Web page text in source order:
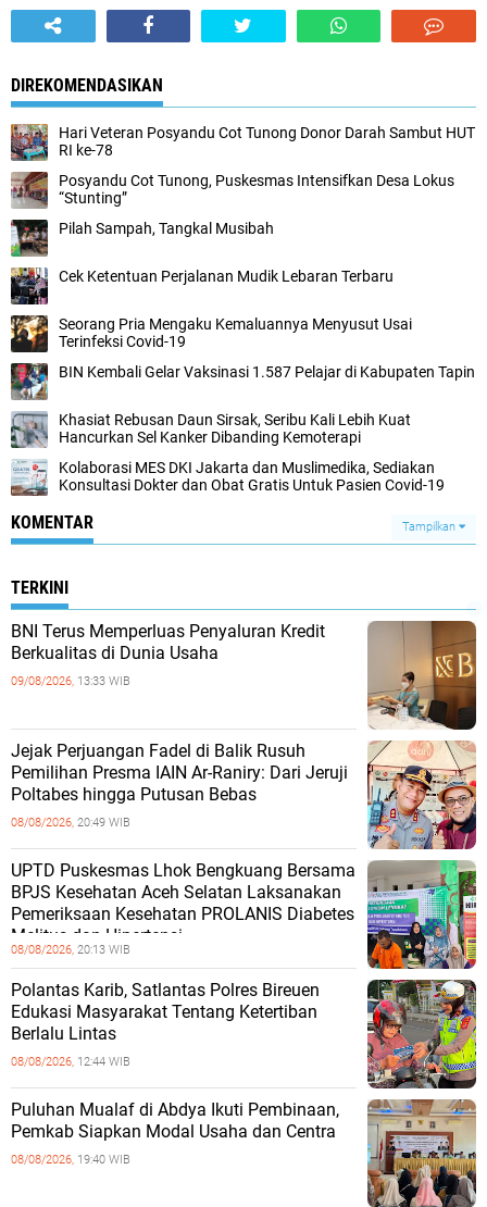
DIREKOMENDASIKAN
Hari Veteran Posyandu Cot Tunong Donor Darah Sambut HUT
RI ke-78
Posyandu Cot Tunong, Puskesmas Intensifkan Desa Lokus
“Stunting”
Pilah Sampah, Tangkal Musibah
Cek Ketentuan Perjalanan Mudik Lebaran Terbaru
Seorang Pria Mengaku Kemaluannya Menyusut Usai
Terinfeksi Covid-19
BIN Kembali Gelar Vaksinasi 1.587 Pelajar di Kabupaten Tapin
Khasiat Rebusan Daun Sirsak, Seribu Kali Lebih Kuat
Hancurkan Sel Kanker Dibanding Kemoterapi
Kolaborasi MES DKI Jakarta dan Muslimedika, Sediakan
Konsultasi Dokter dan Obat Gratis Untuk Pasien Covid-19
KOMENTAR Tampilkan
TERKINI
BNI Terus Memperluas Penyaluran Kredit
Berkualitas di Dunia Usaha
09/08/2026, 13:33 WIB
Jejak Perjuangan Fadel di Balik Rusuh
Pemilihan Presma IAIN Ar-Raniry: Dari Jeruji
Poltabes hingga Putusan Bebas
08/08/2026, 20:49 WIB
UPTD Puskesmas Lhok Bengkuang Bersama
BPJS Kesehatan Aceh Selatan Laksanakan
Pemeriksaan Kesehatan PROLANIS Diabetes
Melitus dan Hipertensi
08/08/2026, 20:13 WIB
Polantas Karib, Satlantas Polres Bireuen
Edukasi Masyarakat Tentang Ketertiban
Berlalu Lintas
08/08/2026, 12:44 WIB
Puluhan Mualaf di Abdya Ikuti Pembinaan,
Pemkab Siapkan Modal Usaha dan Centra
08/08/2026, 19:40 WIB